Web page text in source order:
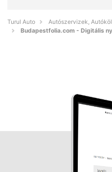
Turul Auto
Autószervizek,
Budapestfolia.com - Digitális